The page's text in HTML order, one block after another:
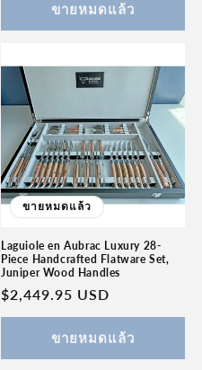
ขายหมดแล้ว
ขายหมดแล้ว
Laguiole en Aubrac Luxury 28-
Piece Handcrafted Flatware Set,
Juniper Wood Handles
ราคา
ปกติ
$2,449.95 USD
ขายหมดแล้ว